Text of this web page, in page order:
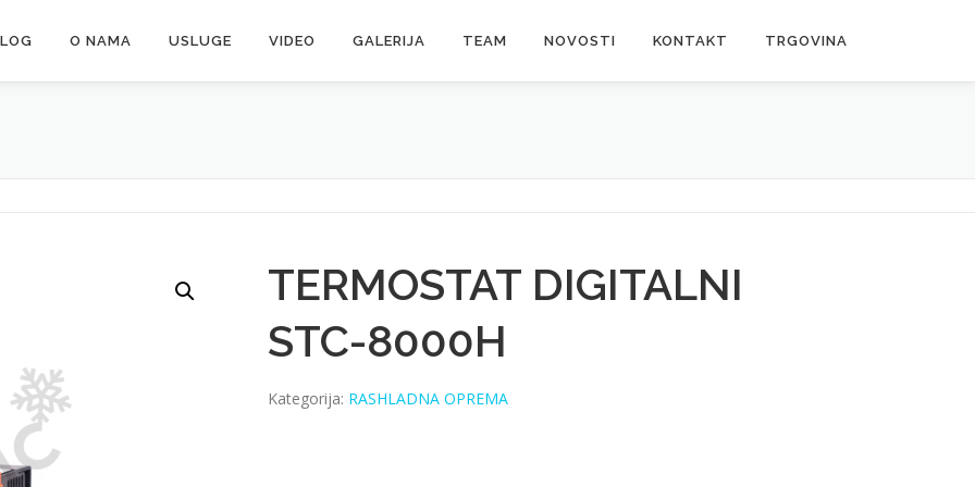
O NAMA USLUGE VIDEO GALERIJA TEAM NOVOSTI KONTAKT TRGOVINA
TERMOSTAT DIGITALNI
STC-8000H
Kategorija: RASHLADNA OPREMA